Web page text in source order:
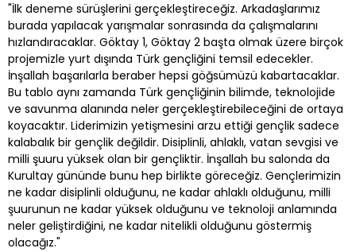
"İlk deneme sürüşlerini gerçekleştireceğiz. Arkadaşlarımız
burada yapılacak yarışmalar sonrasında da çalışmalarını
hızlandıracaklar. Göktay 1, Göktay 2 başta olmak üzere birçok
projemizle yurt dışında Türk gençliğini temsil edecekler.
İnşallah başarılarla beraber hepsi göğsümüzü kabartacaklar.
Bu tablo aynı zamanda Türk gençliğinin bilimde, teknolojide
ve savunma alanında neler gerçekleştirebileceğini de ortaya
koyacaktır. Liderimizin yetişmesini arzu ettiği gençlik sadece
kalabalık bir gençlik değildir. Disiplinli, ahlaklı, vatan sevgisi ve
milli şuuru yüksek olan bir gençliktir. İnşallah bu salonda da
Kurultay gününde bunu hep birlikte göreceğiz. Gençlerimizin
ne kadar disiplinli olduğunu, ne kadar ahlaklı olduğunu, milli
şuurunun ne kadar yüksek olduğunu ve teknoloji anlamında
neler geliştirdiğini, ne kadar nitelikli olduğunu göstermiş
olacağız."